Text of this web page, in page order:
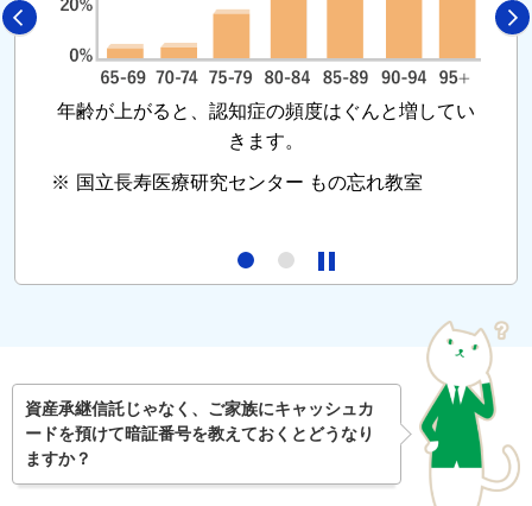
年齢が上がると、認知症の頻度はぐんと増してい
きます。
※ 国立長寿医療研究センター もの忘れ教室
資産承継信託じゃなく、ご家族にキャッシュカ
ードを預けて暗証番号を教えておくとどうなり
ますか？